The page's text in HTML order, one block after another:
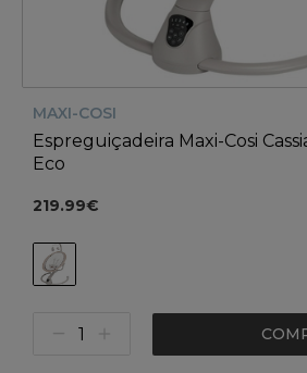
MAXI-COSI
Espreguiçadeira Maxi-Cosi
Eco
219.99€